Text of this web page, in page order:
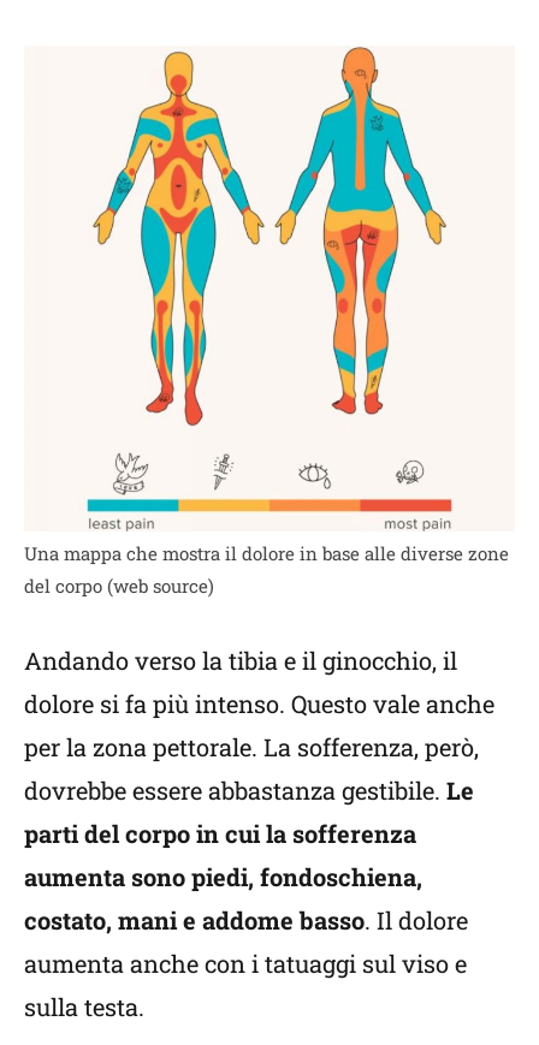
Una mappa che mostra il dolore in base alle diverse zone
del corpo (web source)
Andando verso la tibia e il ginocchio, il
dolore si fa più intenso. Questo vale anche
per la zona pettorale. La sofferenza, però,
dovrebbe essere abbastanza gestibile. Le
parti del corpo in cui la sofferenza
aumenta sono piedi, fondoschiena,
costato, mani e addome basso. Il dolore
aumenta anche con i tatuaggi sul viso e
sulla testa.